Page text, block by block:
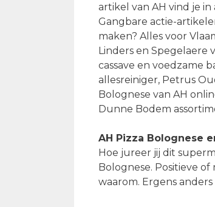
artikel van AH vind je
Gangbare actie-
maken? Alles voor
Linders en Spegelaere
cassave en voedzame
allesreiniger, Petrus
Bolognese van AH
Dunne Bodem
AH Pizza Bolognese
Hoe jureer jij dit
Bolognese. Positieve
waarom. Ergens